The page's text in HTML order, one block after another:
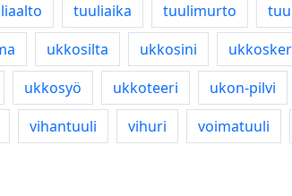
tuuliaika tuulimurto
ukkosilta ukkosini
ukkosyö ukkoteeri ukon-pilvi
vihantuuli vihuri voimatuuli